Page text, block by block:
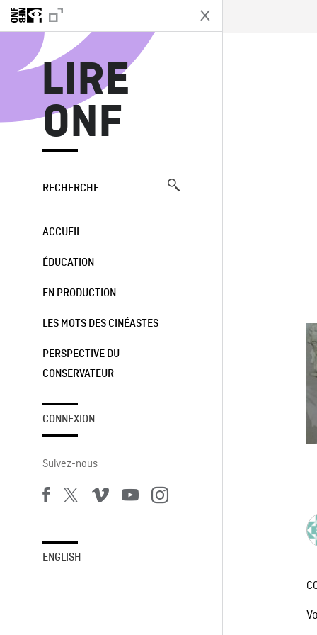
LIRE
ONF
RECHERCHE
ACCUEIL
ÉDUCATION
EN PRODUCTION
LES MOTS DES CINÉASTES
PERSPECTIVE DU
CONSERVATEUR
CONNEXION
Suivez-nous
ENGLISH